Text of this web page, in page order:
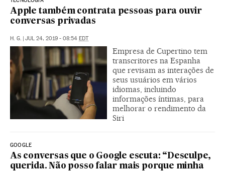
Apple também contrata pessoas para ouvir
conversas privadas
H. G. | JUL 24, 2019 - 08:54 EDT
Empresa de Cupertino tem
transcritores na Espanha
que revisam as interações de
seus usuários em vários
idiomas, incluindo
informações íntimas, para
melhorar o rendimento da
Siri
GOOGLE
As conversas que o Google escuta: “Desculpe,
querida. Não posso falar mais porque minha